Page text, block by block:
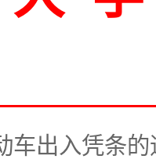
车出入凭条的